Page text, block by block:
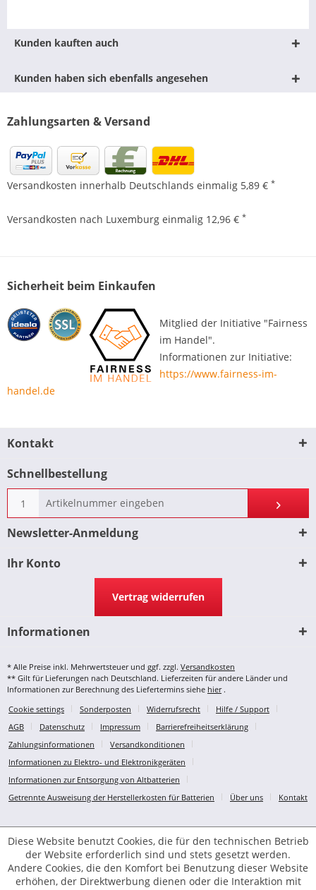
Kunden kauften auch
Kunden haben sich ebenfalls angesehen
Zahlungsarten & Versand
Versandkosten innerhalb Deutschlands einmalig 5,89 € *
Versandkosten nach Luxemburg einmalig 12,96 € *
Sicherheit beim Einkaufen
Mitglied der Initiative "Fairness
im Handel".
Informationen zur Initiative:
https://www.fairness-im-
handel.de
Kontakt
Schnellbestellung
Newsletter-Anmeldung
Ihr Konto
Vertrag widerrufen
Informationen
* Alle Preise inkl. Mehrwertsteuer und ggf. zzgl. Versandkosten
** Gilt für Lieferungen nach Deutschland. Lieferzeiten für andere Länder und
Informationen zur Berechnung des Liefertermins siehe hier.
Cookie settings
Sonderposten Widerrufsrecht
Hilfe / Support
AGB
Datenschutz Impressum
Barrierefreiheitserklärung
Zahlungsinformationen
Versandkonditionen
Informationen zu Elektro- und Elektronikgeräten
Informationen zur Entsorgung von Altbatterien
Getrennte Ausweisung der Herstellerkosten für Batterien
Über uns Kontakt
Diese Website benutzt Cookies, die für den technischen Betrieb
der Website erforderlich sind und stets gesetzt werden.
Andere Cookies, die den Komfort bei Benutzung dieser Website
erhöhen, der Direktwerbung dienen oder die Interaktion mit